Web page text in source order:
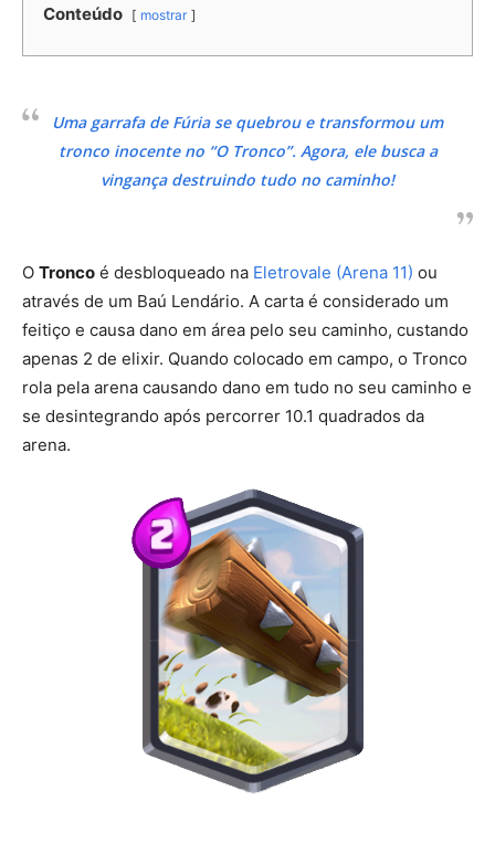
Conteúdo mostrar
Uma garrafa de Fúria se quebrou e transformou um
tronco inocente no “O Tronco”. Agora, ele busca a
vingança destruindo tudo no caminho!
O Tronco é desbloqueado na Eletrovale (Arena 11) ou
através de um Baú Lendário. A carta é considerado um
feitiço e causa dano em área pelo seu caminho, custando
apenas 2 de elixir. Quando colocado em campo, o Tronco
rola pela arena causando dano em tudo no seu caminho e
se desintegrando após percorrer 10.1 quadrados da
arena.